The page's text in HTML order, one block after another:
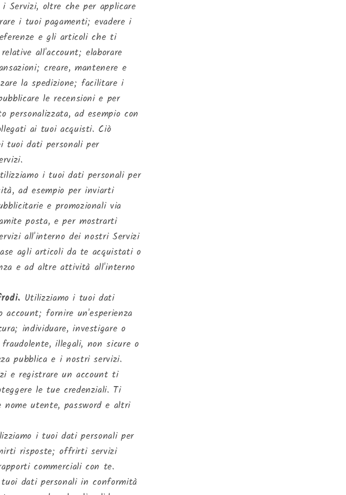
oltre che per applicare
i tuoi pagamenti; evadere i
e gli articoli che ti
all'account; elaborare
creare, mantenere e
la spedizione; facilitare i
le recensioni e per
personalizzata, ad esempio con
ai tuoi acquisti. Ciò
tuoi dati personali per
i tuoi dati personali per
ad esempio per inviarti
e promozionali via
posta, e per mostrarti
all'interno dei nostri Servizi
agli articoli da te acquistati o
e ad altre attività all'interno
Utilizziamo i tuoi dati
fornire un'esperienza
individuare, investigare o
illegali, non sicure o
pubblica e i nostri servizi.
e registrare un account ti
le tue credenziali. Ti
nome utente, password e altri
i tuoi dati personali per
risposte; offrirti servizi
commerciali con te.
dati personali in conformità